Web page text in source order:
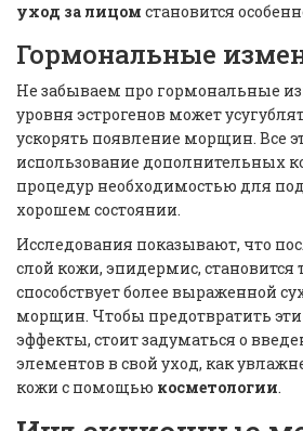
уход за лицом становится
Гормональные
Не забываем про гормональные
уровня эстрогенов может
ускорять появление морщин. Все
использование дополнительных
процедур необходимостью для
хорошем состоянии.
Исследования показывают, что
слой кожи, эпидермис, становится
способствует более выраженной
морщин. Чтобы предотвратить
эффекты, стоит задуматься о
элементов в свой уход, как
кожи с помощью косметологии.